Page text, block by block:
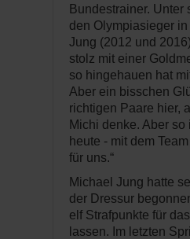
Bundestrainer.
den Olympiasieger
Jung (2012 und
stolz mit einer
so hingehauen hat
Aber ein bisschen
richtigen Paare hier,
Michi denke. Aber
heute - mit dem
für uns.“
Michael Jung hatte
der Dressur
elf Strafpunkte für
lassen. Im letzten